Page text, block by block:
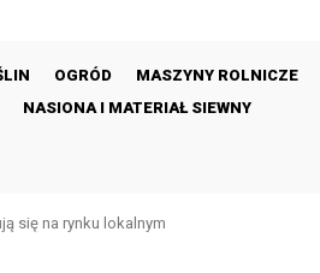
OGRÓD MASZYNY ROLNICZE
NASIONA I MATERIAŁ SIEWNY
dochody rolników w Polsce
się na rynku lokalnym